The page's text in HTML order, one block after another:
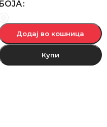
БОЈА
Додај во кошница
Купи